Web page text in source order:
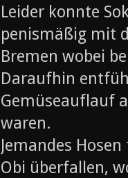
Leider konnte
penismäßig mit
Bremen wobei
Daraufhin
Gemüseauflauf
waren.
Jemandes
Obi überfallen,